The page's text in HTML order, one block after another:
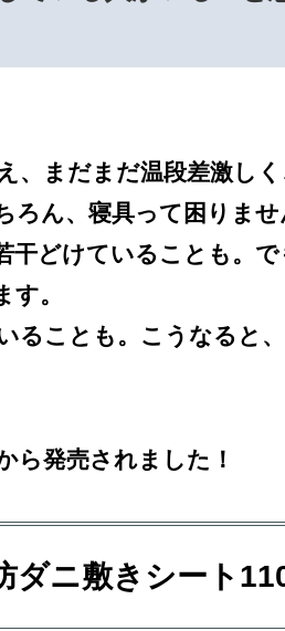
、まだまだ温段差激しく
ろん、寝具って困りませ
干どけていることも。で
。
ることも。こうなると
ら発売されました！
ダニ敷きシート